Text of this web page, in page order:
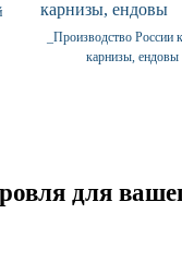
_Производство России
карнизы, ендовы
для